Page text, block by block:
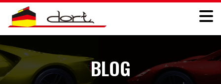
BLOG